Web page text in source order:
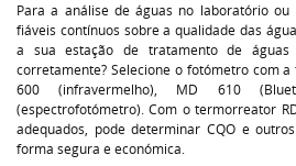
Para a análise de águas no laboratório ou
fiáveis contínuos sobre a qualidade das
a sua estação de tratamento de
corretamente? Selecione o fotómetro com
600 (infravermelho), MD 610
(espectrofotómetro). Com o termorreator
adequados, pode determinar CQO e
forma segura e económica.